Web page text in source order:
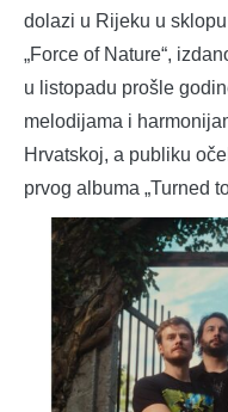
dolazi u Rijeku u
„Force of Nature“,
u listopadu prošle
melodijama i
Hrvatskoj, a publiku
prvog albuma „Turned